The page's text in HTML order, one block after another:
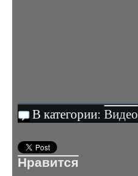
В категории:Видео
Нравится